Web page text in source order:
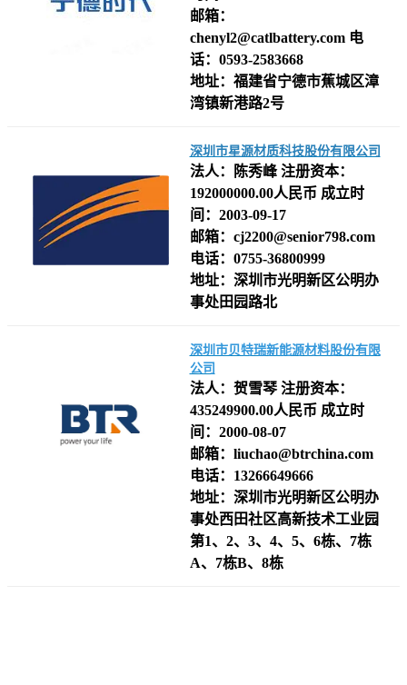
邮箱：
chenyl2@catlbattery.com 电
话：0593-2583668
地址：福建省宁德市蕉城区漳
湾镇新港路2号
深圳市星源材质科技股份有限公司
法人： 陈秀峰 注册资本：
192000000.00人民币 成立时
间： 2003-09-17
邮箱： cj2200@senior798.com
电话： 0755-36800999
地址： 深圳市光明新区公明办
事处田园路北
深圳市贝特瑞新能源材料股份有限
公司
法人： 贺雪琴 注册资本：
435249900.00人民币 成立时
间： 2000-08-07
邮箱： liuchao@btrchina.com
电话： 13266649666
地址： 深圳市光明新区公明办
事处西田社区高新技术工业园
第1、2、3、4、5、6栋、7栋
A、7栋B、8栋